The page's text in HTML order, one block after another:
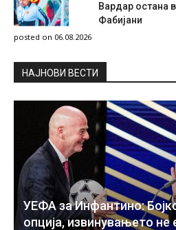
Вардар остана
Фабијани
posted on 06.08.2026
НAЈНОВИ ВЕСТИ
УЕФА за Инфантино:
опција, извинувањето не